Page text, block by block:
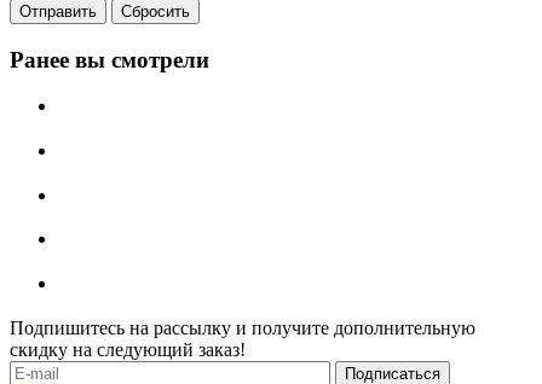
Отправить Сбросить
Ранее вы смотрели
Подпишитесь на рассылку и получите дополнительную
скидку на следующий заказ!